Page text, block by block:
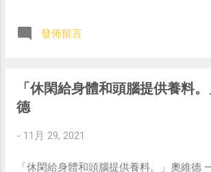
發佈留言
「休閑給身體和頭腦提供養料
德
- 11月 29, 2021
「休閑給身體和頭腦提供養料。」奧維德